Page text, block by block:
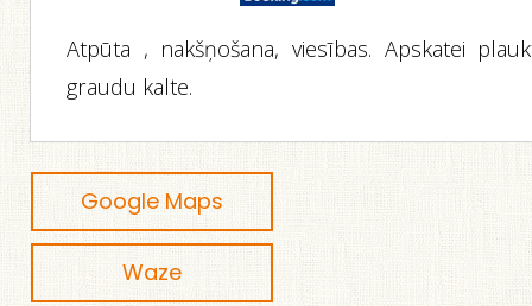
Atpūta , nakšņošana, viesības. Apskatei
graudu kalte.
Google Maps
Waze